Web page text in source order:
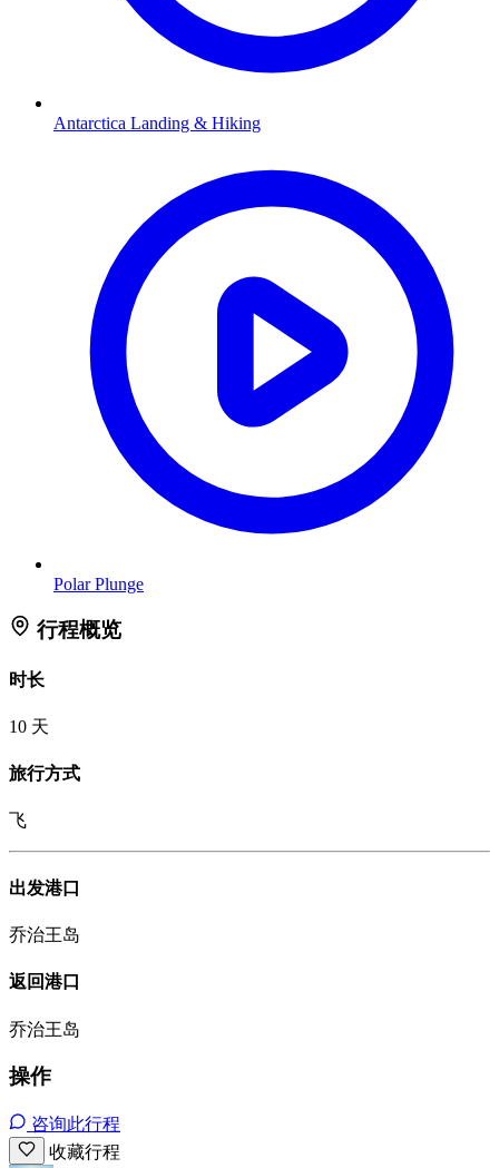
Antarctica Landing & Hiking
Polar Plunge
行程概览
时长
10 天
旅行方式
飞
出发港口
乔治王岛
返回港口
乔治王岛
操作
咨询此行程
收藏行程